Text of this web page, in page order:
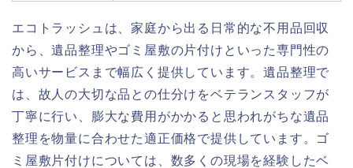
エコトラッシュは、家庭から出る日常的な不用品回収
から、遺品整理やゴミ屋敷の片付けといった専門性の
高いサービスまで幅広く提供しています。遺品整理で
は、故人の大切な品との仕分けをベテランスタッフが
丁寧に行い、膨大な費用がかかると思われがちな遺品
整理を物量に合わせた適正価格で提供しています。ゴ
ミ屋敷片付けについては、数多くの現場を経験したベ